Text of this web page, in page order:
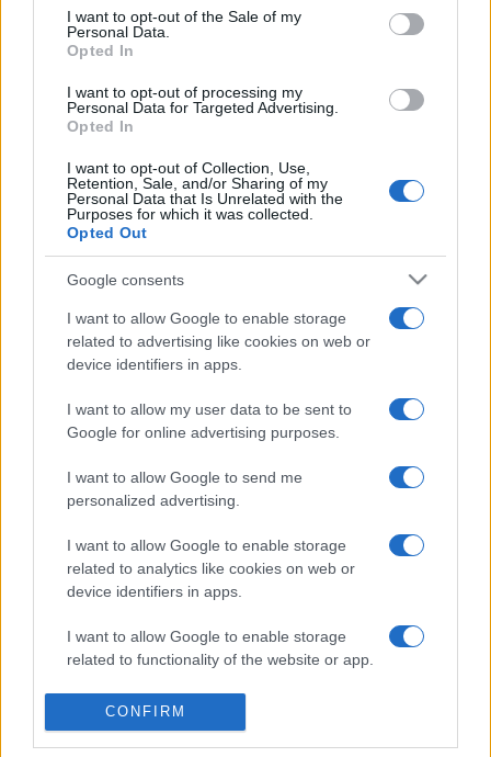
consent section.
I want to opt-out of the Sale of my
Personal Data.
Opted In
I want to opt-out of processing my
Personal Data for Targeted Advertising.
Opted In
I want to opt-out of Collection, Use,
Retention, Sale, and/or Sharing of my
Personal Data that Is Unrelated with the
Purposes for which it was collected.
Opted Out
Google consents
I want to allow Google to enable storage
related to advertising like cookies on web or
device identifiers in apps.
I want to allow my user data to be sent to
Google for online advertising purposes.
I want to allow Google to send me
personalized advertising.
I want to allow Google to enable storage
related to analytics like cookies on web or
device identifiers in apps.
I want to allow Google to enable storage
related to functionality of the website or app.
I want to allow Google to enable storage
related to personalization.
CONFIRM
Július 15-én a délelőtti Telefondoktorváltja
érkezik az óvodásoknak és kisiskolásoknak szóló interaktív
mese,A kerek kő
önálló estje. A hónapot 29-én, délelőtt a
zárja, este pedig aMiskolci gyökerek, Aranyosi Péter és
Vida Péter közös szórakoztató estje kerül színre.
Augusztus 12-én a gyerekprogram ismét a
Bőröndmesék
lesz, este pedig a Balaton Zenekar koncertje tölti be a teret.
Augusztus 19-én, délelőtt aJános vitéz , este a
, Földes László Hobo József Attila
estje lesz látható. A programsorozatot augusztus 26-án
Martin McDonagh:A nagy kézrabláscímű fekete komédiája,
a Thália Télikert előadása zárja.
Forrás és fotó: Thália Színház
BÉRES ATTILA FÖLDES LÁSZLÓ HOBO